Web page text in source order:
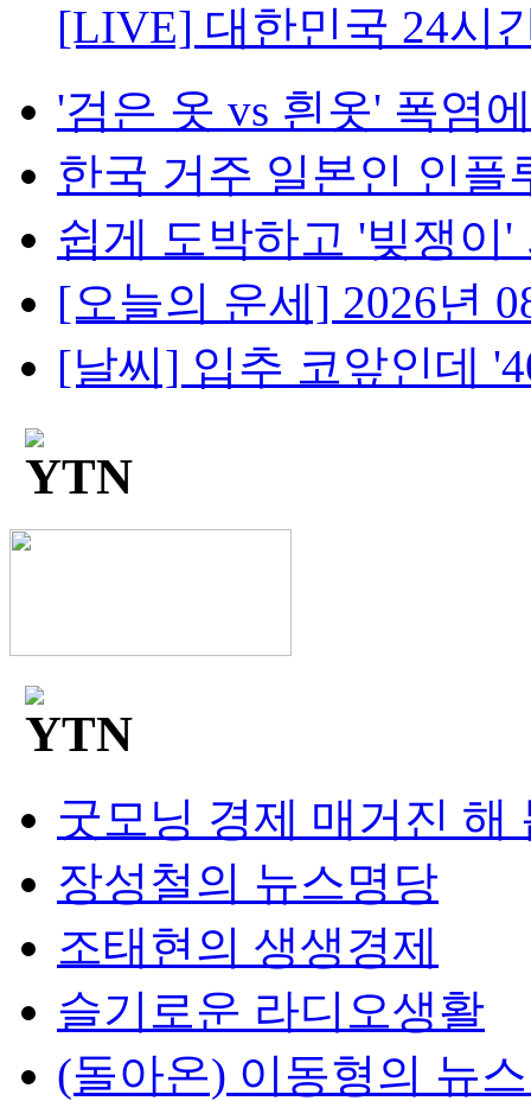
[LIVE] 대한민국 24시
'검은 옷 vs 흰옷' 폭염
한국 거주 일본인 인플
쉽게 도박하고 '빚쟁이'
[오늘의 운세] 2026년
[날씨] 입추 코앞인데
굿모닝 경제 매거진 해
장성철의 뉴스명당
조태현의 생생경제
슬기로운 라디오생활
(돌아온) 이동형의 뉴